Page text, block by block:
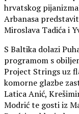
hrvatskog
Arbanasa
Miroslava Tadića i
S Baltika dolazi
programom s
Project Strings uz
komorne glazbe
Latica Anić,
Modrić te gosti iz